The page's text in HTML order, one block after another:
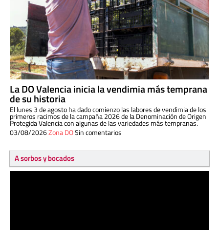
La DO Valencia inicia la vendimia más temprana
de su historia
El lunes 3 de agosto ha dado comienzo las labores de vendimia de los
primeros racimos de la campaña 2026 de la Denominación de Origen
Protegida Valencia con algunas de las variedades más tempranas.
03/08/2026Zona DOSin comentarios
A sorbos y bocados